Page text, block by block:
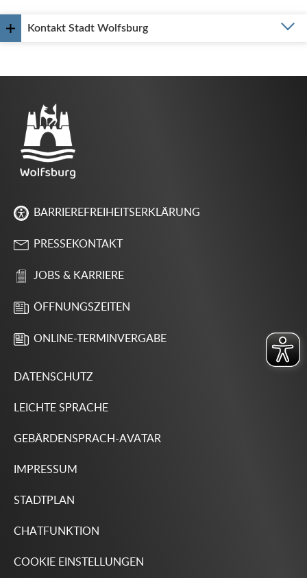
Kontakt Stadt Wolfsburg
BARRIEREFREIHEITSERKLÄRUNG
PRESSEKONTAKT
JOBS & KARRIERE
ÖFFNUNGSZEITEN
ONLINE-TERMINVERGABE
DATENSCHUTZ
LEICHTE SPRACHE
GEBÄRDENSPRACH-AVATAR
IMPRESSUM
STADTPLAN
CHATFUNKTION
COOKIE EINSTELLUNGEN